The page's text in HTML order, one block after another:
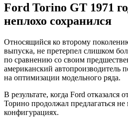
Ford Torino GT 1971
неплохо сохранился
Относящийся ко второму
выпуска, не претерпел слишком
по сравнению со своим
американский автопроизводитель
на оптимизации модельного ряда.
В результате, когда Ford отказался
Торино продолжал предлагаться
конфигурациях.